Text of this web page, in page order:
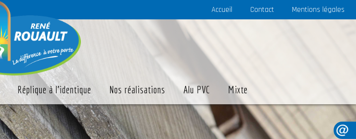
Réplique à l'identique Nos réalisations Alu PVC Mixte
Accueil Contact Mentions légales